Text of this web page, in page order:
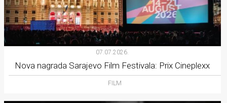
07.07.2026.
Nova nagrada Sarajevo Film Festivala: Prix Cineplexx
FILM